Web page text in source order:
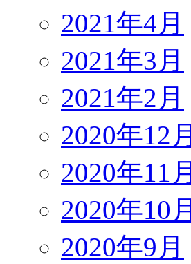
2021年4月
2021年3月
2021年2月
2020年12月
2020年11月
2020年10月
2020年9月